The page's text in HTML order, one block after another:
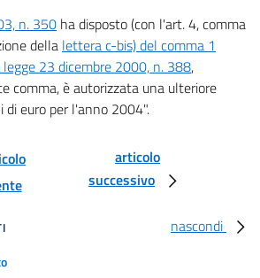
ALL'ORDINAMENTO COMUNITARIO
DI IMPOSTA SUL VALORE AGGIUNTO E
n. 350 ha disposto (con l'art. 4, comma
della lettera c-bis) del comma 1
23 dicembre 2000, n. 388,
comma, è autorizzata una ulteriore
di euro per l'anno 2004".
articolo
successivo
nascondi